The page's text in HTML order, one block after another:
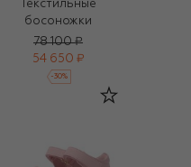
Текстильные
босоножки
78 100 ₽
54 650 ₽
-30%